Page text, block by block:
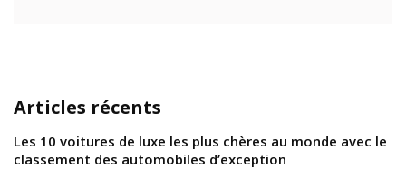
Articles récents
Les 10 voitures de luxe les plus chères au monde avec le
classement des automobiles d’exception